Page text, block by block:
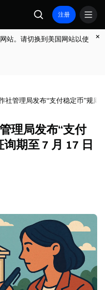
注册
站。请切换到美国网站以使
社管理局发布“支付稳定币”规则
理局发布“支付
期至 7 月 17 日